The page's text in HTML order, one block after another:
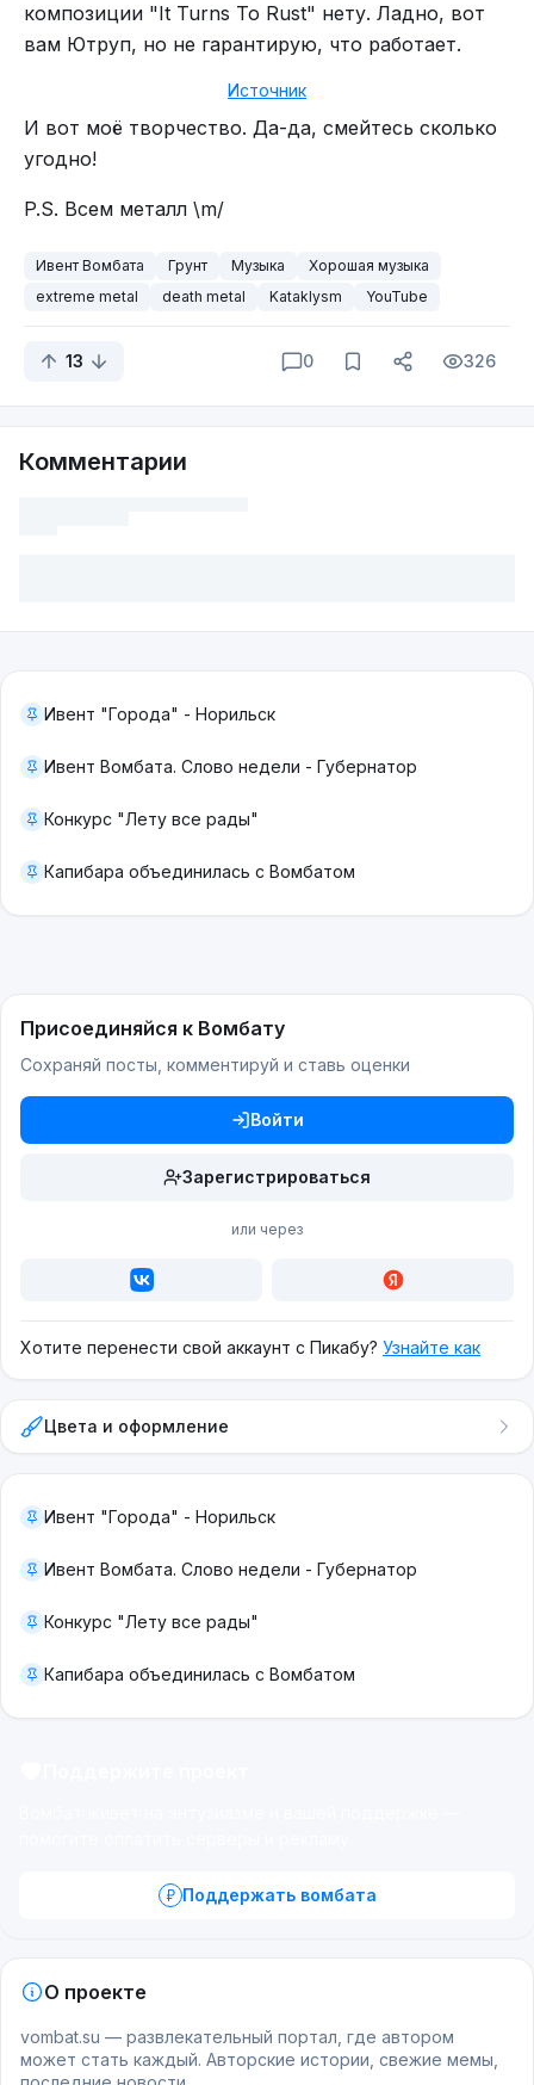
композиции "It Turns To Rust" нету. Ладно, вот
вам Ютруп, но не гарантирую, что работает.
Источник
И вот моё творчество. Да-да, смейтесь сколько
угодно!
P.S. Всем металл \m/
Ивент Вомбата Грунт Музыка
Хорошая музыка
extreme metal
death metal Kataklysm YouTube
13 0 326
Комментарии
Ивент "Города" - Норильск
Ивент Вомбата. Слово недели - Губернатор
Конкурс "Лету все рады"
Капибара объединилась с Вомбатом
Присоединяйся к Вомбату
Сохраняй посты, комментируй и ставь оценки
Войти
Зарегистрироваться
или через
Хотите перенести свой аккаунт с Пикабу? Узнайте как
Цвета и оформление
Ивент "Города" - Норильск
Ивент Вомбата. Слово недели - Губернатор
Конкурс "Лету все рады"
Капибара объединилась с Вомбатом
Поддержать вомбата
О проекте
vombat.su — развлекательный портал, где автором
может стать каждый. Авторские истории, свежие мемы,